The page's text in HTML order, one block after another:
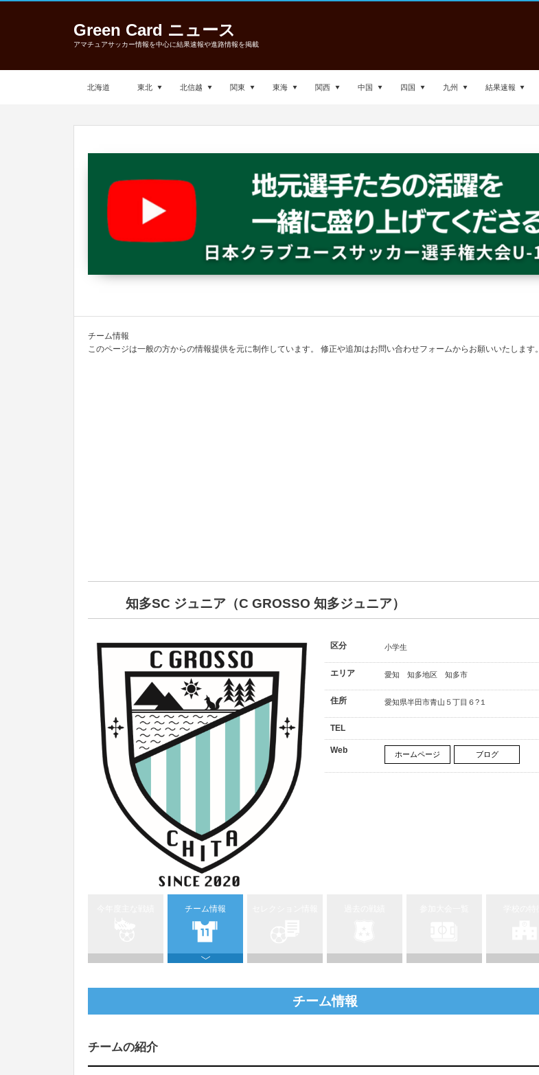
Green Card ニュース
アマチュアサッカー情報を中心に結果速報や進路情報を掲載
北海道 東北 北信越 関東 東海 関西 中国 四国 九州 結果速報
チーム情報
このページは一般の方からの情報提供を元に制作しています。 修正や追加はお問い合わせフォームからお願いいたします。
知多SC ジュニア（C GROSSO 知多ジュニア）
区分 小学生
エリア 愛知 知多地区 知多市
住所 愛知県半田市青山５丁目６?１
TEL
Web ホームページ ブログ
チーム情報
チーム情報
チームの紹介